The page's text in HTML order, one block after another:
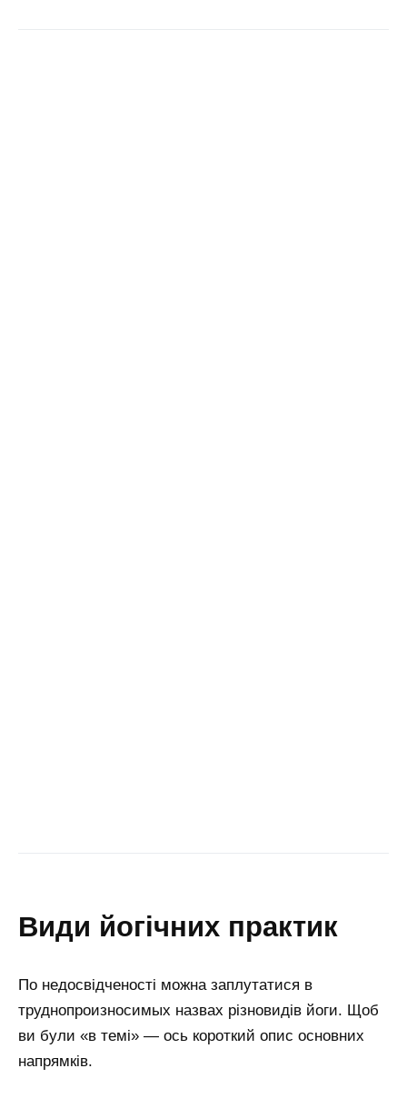
види йогічних практик
По недосвідченості можна заплутатися в
труднопроизносимых назвах різновидів йоги. Щоб
ви були «в темі» — ось короткий опис основних
напрямків.